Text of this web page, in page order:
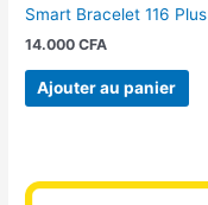
Smart Bracelet 116 Plus
14.000CFA
Ajouter au panier